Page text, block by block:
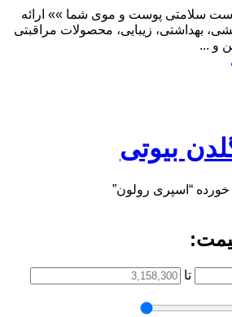
سلامتی پوست و موی شما »» ارائه
بهداشتی، زیبایی، محصولات مراقبتی
و ...
“اسپری رولون”
تا